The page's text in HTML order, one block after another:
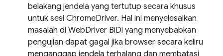
belakang jendela yang tertutup secara khusus
untuk sesi ChromeDriver. Hal ini menyelesaikan
masalah di WebDriver BiDi yang menyebabkan
pengujian dapat gagal jika browser secara keliru
menganggap jendela terhalang dan membatasi